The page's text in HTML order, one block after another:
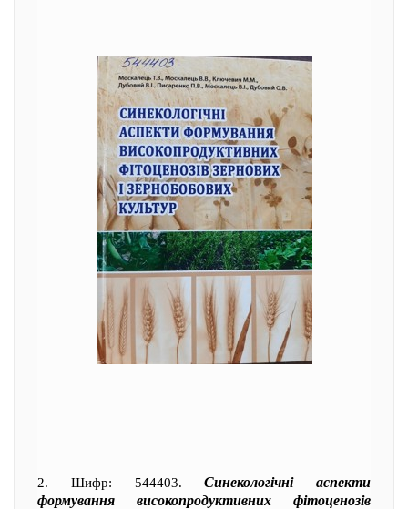
2. Шифр: 544403.Синекологічні аспекти
формування високопродуктивних фітоценозів